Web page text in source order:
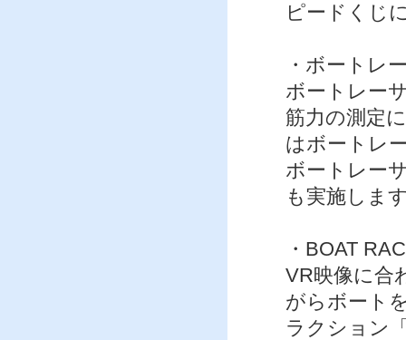
ピードくじ
・ボートレ
ボートレー
筋力の測定
はボートレ
ボートレー
も実施しま
・BOAT
VR映像に合
がらボート
ラクション